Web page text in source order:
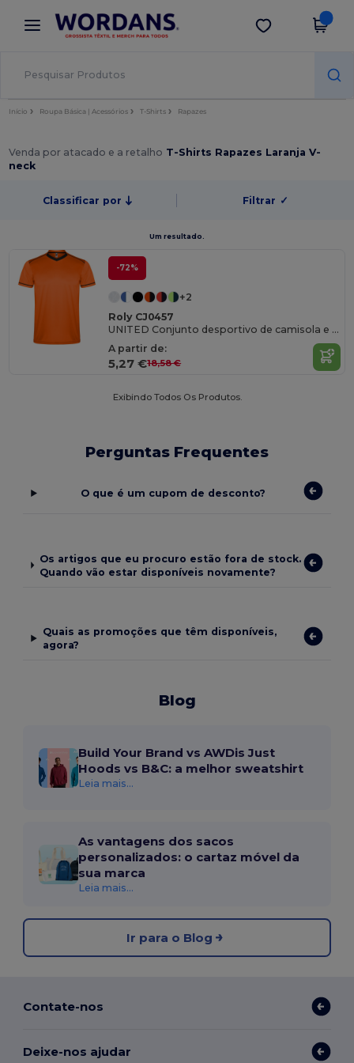
× App Wordans
Melhores preços na app!
Obter app
Início Roupa Básica | Acessórios T-Shirts Rapazes
Venda por atacado e a retalho T-Shirts Rapazes Laranja V-
neck
Classificar por Filtrar ✓
Um resultado.
-72%
+2
Roly CJ0457
UNITED Conjunto desportivo de camisola e calção
A partir de:
5,27 €18,58 €
Exibindo Todos Os Produtos.
Perguntas Frequentes
O que é um cupom de desconto?
Os artigos que eu procuro estão fora de stock.
Quando vão estar disponíveis novamente?
Quais as promoções que têm disponíveis,
agora?
Blog
Build Your Brand vs AWDis Just
Hoods vs B&C: a melhor sweatshirt
Leia mais...
As vantagens dos sacos
personalizados: o cartaz móvel da
sua marca
Leia mais...
Ir para o Blog
Contate-nos
Deixe-nos ajudar